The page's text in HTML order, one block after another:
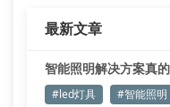
最新文章
智能照明解决方案真
#led灯具 #智能照明